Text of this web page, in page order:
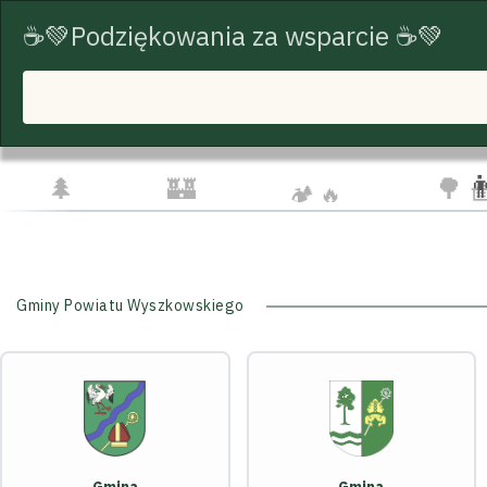
START TRASY ROWEROWE TURYSTYKA
☁️ 🦅
🌲 🏰 🏕️ 🔥 🌳
Gminy Powiatu Wyszkowskiego
☕💚Podziękowania za wsparcie ☕💚